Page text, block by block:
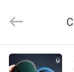
HAUS
Ltd..